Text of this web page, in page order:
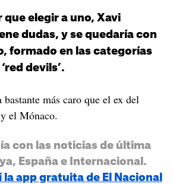
que elegir a uno, Xavi
dudas, y se quedaría con
formado en las categorías
devils’.
más caro que el ex del
el Mónaco.
con las noticias de última
España e Internacional.
la app gratuita de El Nacional